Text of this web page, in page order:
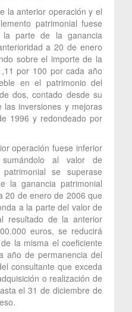
la anterior operación y el
patrimonial fuese
parte de la ganancia
a 20 de enero
sobre el importe de la
por 100 por cada año
en el patrimonio del
dos, contado desde su
las inversiones y mejoras
1996 y redondeado por
operación fuese inferior
al valor de
se superase
la ganancia patrimonial
20 de enero de 2006 que
a la parte del valor de
resultado de la anterior
euros, se reducirá
la misma el coeficiente
año de permanencia del
consultante que exceda
o realización de
el 31 de diciembre de